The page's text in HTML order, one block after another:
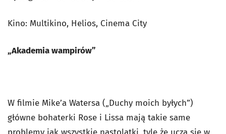
Kino: Multikino, Helios, Cinema City
„Akademia wampirów”
W filmie Mike’a Watersa („Duchy moich byłych”)
główne bohaterki Rose i Lissa mają takie same